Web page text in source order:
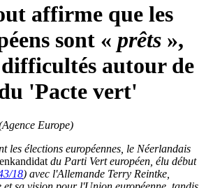
affirme que les
sont « prêts »,
autour de
'Pacte vert'
Europe)
les élections européennes, le Néerlandais
du Parti Vert européen, élu début
18) avec l'Allemande Terry Reintke,